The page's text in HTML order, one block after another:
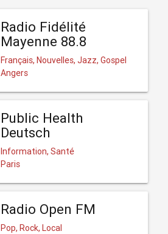
Radio Fidélité
Mayenne 88.8
Français, Nouvelles, Jazz, Gospel
Angers
Public Health
Deutsch
Information, Santé
Paris
Radio Open FM
Pop, Rock, Local